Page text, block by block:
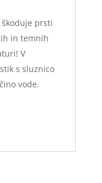
prsti
in temnih
V
s sluznico
vode.